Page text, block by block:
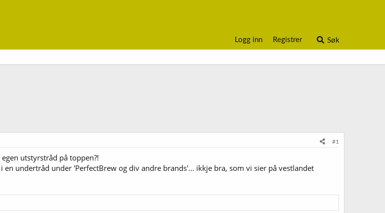
Logg inn Registrer Søk
#1
utstyrstråd på toppen?!
undertråd under 'PerfectBrew og div andre brands'... ikkje bra, som vi sier på vestlandet